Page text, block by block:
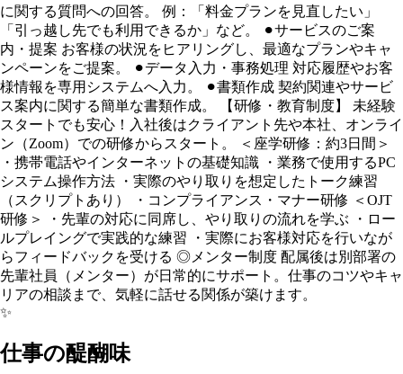
に関する質問への回答。 例：「料金プランを見直したい」
「引っ越し先でも利用できるか」など。 ⚫︎サービスのご案
内・提案 お客様の状況をヒアリングし、最適なプランやキャ
ンペーンをご提案。 ⚫︎データ入力・事務処理 対応履歴やお客
様情報を専用システムへ入力。 ⚫︎書類作成 契約関連やサービ
ス案内に関する簡単な書類作成。 【研修・教育制度】 未経験
スタートでも安心！入社後はクライアント先や本社、オンライ
ン（Zoom）での研修からスタート。 ＜座学研修：約3日間＞
・携帯電話やインターネットの基礎知識 ・業務で使用するPC
システム操作方法 ・実際のやり取りを想定したトーク練習
（スクリプトあり） ・コンプライアンス・マナー研修 ＜OJT
研修＞ ・先輩の対応に同席し、やり取りの流れを学ぶ ・ロー
ルプレイングで実践的な練習 ・実際にお客様対応を行いなが
らフィードバックを受ける ◎メンター制度 配属後は別部署の
先輩社員（メンター）が日常的にサポート。仕事のコツやキャ
リアの相談まで、気軽に話せる関係が築けます。
✨
仕事の醍醐味